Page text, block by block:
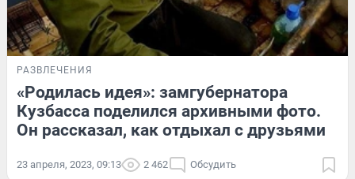
РАЗВЛЕЧЕНИЯ
«Родилась идея»: замгубернатора
Кузбасса поделился архивными фото.
Он рассказал, как отдыхал с друзьями
23 апреля, 2023, 09:13 2 462 Обсудить